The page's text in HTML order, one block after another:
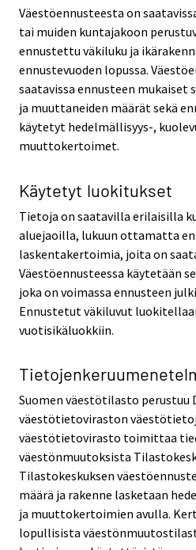
Väestöennusteesta on
tai muiden kuntajakoon
ennustettu väkiluku ja
ennustevuoden lopussa.
saatavissa ennusteen mukaiset
ja muuttaneiden määrät sekä
käytetyt hedelmällisyys-,
muuttokertoimet.
Käytetyt luokitukset
Tietoja on saatavilla erilaisilla
aluejaoilla, lukuun ottamatta
laskentakertoimia, joita on
Väestöennusteessa käytetään
joka on voimassa ennusteen
Ennustetut väkiluvut
vuotisikäluokkiin.
Suomen väestötilasto perustuu
väestötietoviraston
väestötietovirasto toimittaa
väestönmuutoksista
Tilastokeskuksen
määrä ja rakenne lasketaan
ja muuttokertoimien avulla.
lopullisista